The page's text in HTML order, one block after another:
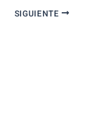
SIGUIENTE